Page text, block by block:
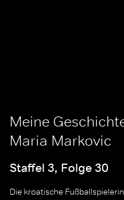
Meine
Maria Markovic
Staffel 3, Folge 30
Die kroatische